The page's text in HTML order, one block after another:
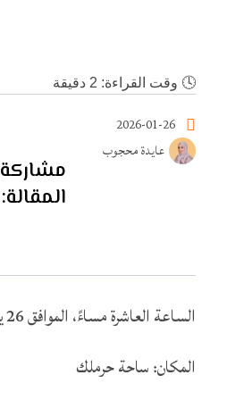
🕓 وقت القراءة: 2 دقيقة
2026-01-26
عايدة محجوب
مشاركة
المقالة:
الساعة العاشرة مساءً، الموافق 26 يناير 2026
المكان: ساحة حرملك